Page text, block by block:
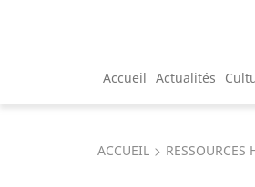
Accueil Actualités
ACCUEIL RESSOURCES